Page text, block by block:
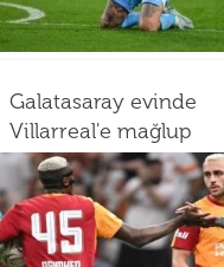
Galatasaray evinde
Villarreal'e mağlup